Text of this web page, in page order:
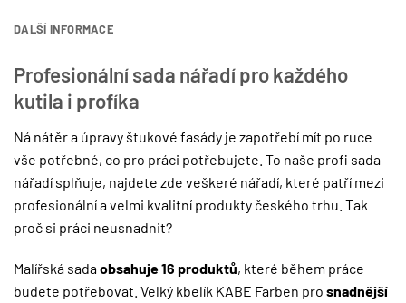
DALŠÍ INFORMACE
Profesionální sada nářadí pro každého
kutila i profíka
Ná nátěr a úpravy štukové fasády je zapotřebí mít po ruce
vše potřebné, co pro práci potřebujete. To naše profi sada
nářadí splňuje, najdete zde veškeré nářadí, které patří mezi
profesionální a velmi kvalitní produkty českého trhu. Tak
proč si práci neusnadnit?
Malířská sadaobsahuje 16 produktů, které během práce
budete potřebovat. Velký kbelík KABE Farben pro snadnější